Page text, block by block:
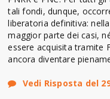
tali fondi, dunque,
liberatoria definitiva:
maggior parte dei casi,
essere acquisita tramite
ancora diventare
Vedi Risposta del